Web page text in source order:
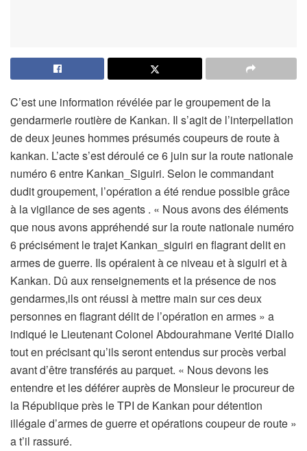
C’est une information révélée par le groupement de la
gendarmerie routière de Kankan. Il s’agit de l’interpellation
de deux jeunes hommes présumés coupeurs de route à
kankan. L’acte s’est déroulé ce 6 juin sur la route nationale
numéro 6 entre Kankan_Siguiri. Selon le commandant
dudit groupement, l’opération a été rendue possible grâce
à la vigilance de ses agents . « Nous avons des éléments
que nous avons appréhendé sur la route nationale numéro
6 précisément le trajet Kankan_siguiri en flagrant delit en
armes de guerre. Ils opéraient à ce niveau et à siguiri et à
Kankan. Dû aux renseignements et la présence de nos
gendarmes,ils ont réussi à mettre main sur ces deux
personnes en flagrant délit de l’opération en armes » a
indiqué le Lieutenant Colonel Abdourahmane Verité Diallo
tout en précisant qu’ils seront entendus sur procès verbal
avant d’être transférés au parquet. « Nous devons les
entendre et les déférer auprès de Monsieur le procureur de
la République près le TPI de Kankan pour détention
illégale d’armes de guerre et opérations coupeur de route »
a t’il rassuré.